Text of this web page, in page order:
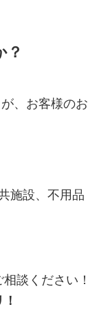
？
が、お客様のお
施設、不用品
談ください！